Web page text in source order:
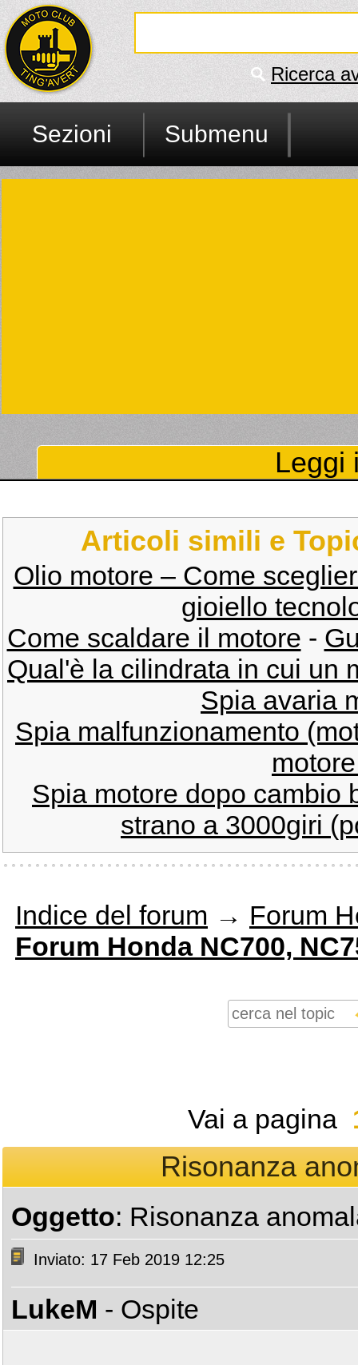
Ricerca
Sezioni Submenu
Leggi
Articoli simili e
Olio motore – Come
gioiello
Come scaldare il motore -
Qual'è la cilindrata in cui un
Spia avaria
Spia malfunzionamento
Spia motore dopo cambio
strano a 3000giri
Indice del forum → Forum
Forum Honda NC700,
Vai a pagina
Risonanza
Oggetto: Risonanza
Inviato: 17 Feb 2019 12:25
LukeM - Ospite